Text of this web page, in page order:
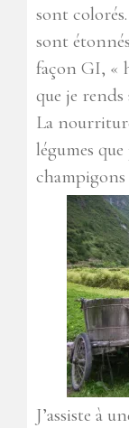
sont
sont
façon GI, «
que je rends
La
légumes
champigons
J’assiste à